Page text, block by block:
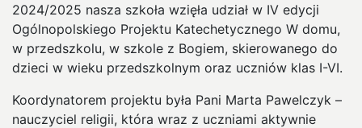
2024/2025 nasza szkoła wzięła udział w IV edycji
Ogólnopolskiego Projektu Katechetycznego W domu,
w przedszkolu, w szkole z Bogiem, skierowanego do
dzieci w wieku przedszkolnym oraz uczniów klas I-VI.
Koordynatorem projektu była Pani Marta Pawelczyk –
nauczyciel religii, która wraz z uczniami aktywnie